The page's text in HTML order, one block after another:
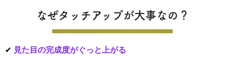
なぜタッチアップが大事なの？
✔ 見た目の完成度がぐっと上がる